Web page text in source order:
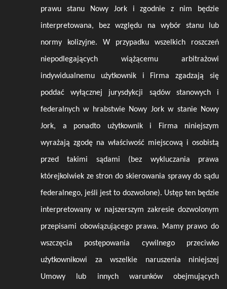
prawu stanu Nowy Jorki zgodnie z nim będzie
interpretowana, bez względu na wybór stanu lub
normy kolizyjne. W przypadku wszelkich roszczeń
niepodlegających wiążącemu arbitrażowi
indywidualnemu użytkownik i Firma zgadzają się
poddać wyłącznej jurysdykcji sądów stanowych i
federalnych w hrabstwie Nowy Jork w stanie Nowy
Jork, a ponadto użytkownik i Firma niniejszym
wyrażają zgodę na właściwość miejscową i osobistą
przed takimi sądami (bez wykluczania prawa
którejkolwiek ze stron do skierowania sprawy do sądu
federalnego, jeśli jest to dozwolone). Ustęp ten będzie
interpretowany w najszerszym zakresie dozwolonym
przepisami obowiązującego prawa. Mamy prawo do
wszczęcia postępowania cywilnego przeciwko
użytkownikowi za wszelkie naruszenia niniejszej
Umowy lub innych warunków obejmujących